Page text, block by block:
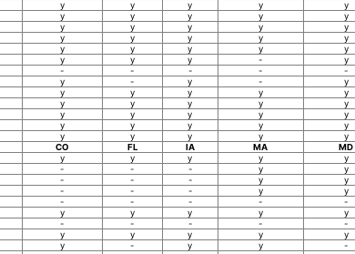
y y y y y
y y y y y
y y y y y
y y y y y
y y y y y
y y y - y
- - - - -
y - y - y
y y y y y
y y y y y
y y y y y
y y y y y
y y y y y
CO FL IA MA MD
y y y y y
- - - y y
- - - y y
- - - y y
- - - - -
y y y y y
- - - - -
y y y y y
y - y y -